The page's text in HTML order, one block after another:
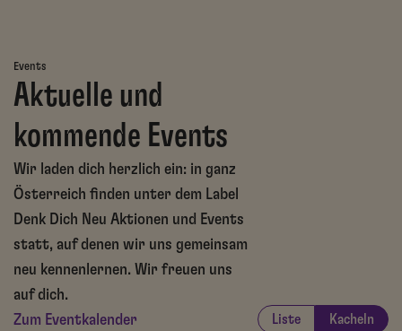
Events
Aktuelle und
kommende Events
Wir laden dich herzlich ein: in ganz
Österreich finden unter dem Label
Denk Dich Neu Aktionen und Events
statt, auf denen wir uns gemeinsam
neu kennenlernen. Wir freuen uns
auf dich.
Zum Eventkalender
Liste Kacheln